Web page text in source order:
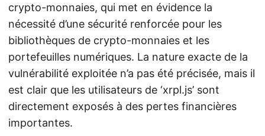
crypto-monnaies, qui met en évidence la
nécessité d’une sécurité renforcée pour les
bibliothèques de crypto-monnaies et les
portefeuilles numériques. La nature exacte de la
vulnérabilité exploitée n’a pas été précisée, mais il
est clair que les utilisateurs de ‘xrpl.js’ sont
directement exposés à des pertes financières
importantes.